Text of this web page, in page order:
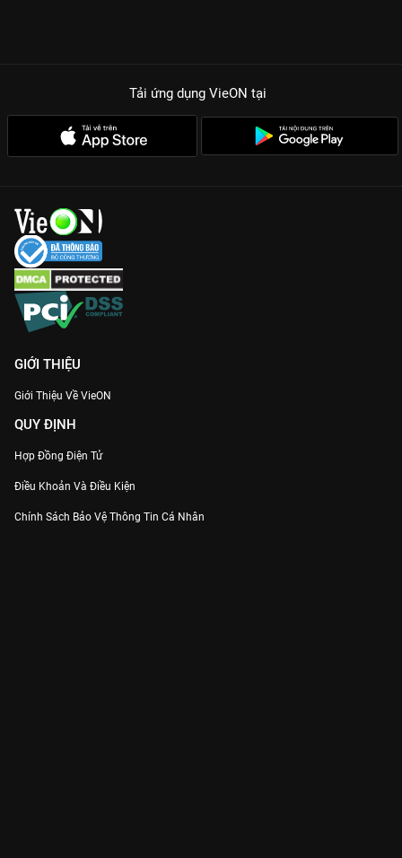
Tải ứng dụng VieON tại
GIỚI THIỆU
Giới Thiệu Về VieON
QUY ĐỊNH
Hợp Đồng Điện Tử
Điều Khoản Và Điều Kiện
Chính Sách Bảo Vệ Thông Tin Cá Nhân